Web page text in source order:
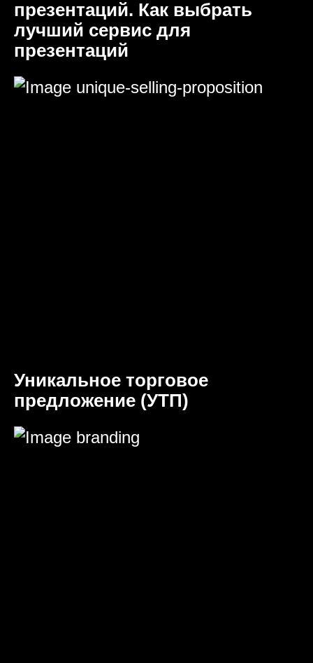
презентаций. Как выбрать
лучший сервис для
презентаций
Уникальное торговое
предложение (УТП)